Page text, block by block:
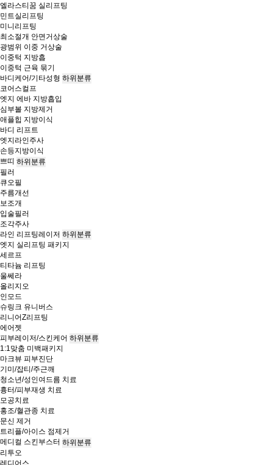
엘라스티꿈 실리프팅
민트실리프팅
미니리프팅
최소절개 안면거상술
광범위 이중 거상술
이중턱 지방흡
이중턱 근육 묶기
바디케어/기타성형 하위분류
코어스컬프
엣지 에바 지방흡입
심부볼 지방제거
애플힙 지방이식
바디 리프트
엣지라인주사
손등지방이식
쁘띠 하위분류
필러
큐오필
주름개선
보조개
입술필러
조각주사
라인 리프팅레이저 하위분류
엣지 실리프팅 패키지
세르프
티타늄 리프팅
울쎄라
올리지오
인모드
슈링크 유니버스
리니어Z리프팅
에어젯
피부레이저/스킨케어 하위분류
1:1맞춤 미백패키지
마크뷰 피부진단
기미/잡티/주근깨
청소년/성인여드름 치료
흉터/피부재생 치료
모공치료
홍조/혈관종 치료
문신 제거
트리플/아이스 점제거
메디컬 스킨부스터 하위분류
리투오
레디어스